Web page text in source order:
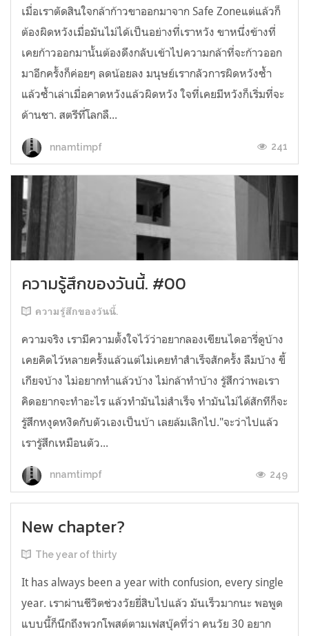
เมื่อเราตัดสินใจกล้าก้าวขาออกมาจาก Safe Zoneแต่แล้วก็
ต้องผิดหวังเมื่อมันไม่ได้เป็นอย่างที่เราหวัง ขาหนึ่งข้างที่
เคยก้าวออกมานั้นต้องดึงกลับเข้าไปความกล้าที่จะก้าวออก
มาอีกครั้งก็ค่อยๆ ลดน้อยลง มนุษย์เรากลัวการผิดหวังซ้ำ
แล้วซ้ำเล่าเมื่อคาดหวังแล้วผิดหวัง ใจที่เคยมีหวังก็เริ่มที่จะ
ด้านชา. สตรีที่โลกลื...
nnamtimpf 241
ความรู้สึกของวันนี้. #00
ความรู้สึกของวันนี้.
ความจริง เรามีความตั้งใจไว้ว่าอยากลองเขียนไดอารี่ดูบ้าง
เคยคิดไว้หลายครั้งแล้วแต่ไม่เคยทำสำเร็จสักครั้ง ลืมบ้าง ขี้
เกียจบ้าง ไม่อยากทำแล้วบ้าง ไม่กล้าทำบ้าง รู้สึกว่าพอเรา
คิดอยากจะทำอะไร แล้วทำมันไม่สำเร็จ ทำมันไม่ได้สักทีก็จะ
รู้สึกหงุดหงิดกับตัวเองเป็นบ้า เลยล้มเลิกไป."จะว่าไปแล้ว
เรารู้สึกเหมือนตัว...
nnamtimpf 249
New chapter?
The year of thirty
It has always been a year with confusion, every single
year. เราผ่านชีวิตช่วงวัยยี่สิบไปแล้ว มันเร็วมากนะ พอพูด
แบบนี้ก็นึกถึงพวกโพสต์ตามเฟสบุ๊คที่ว่า คนวัย 30 อยาก